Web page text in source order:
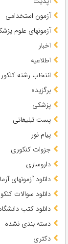
آزمون استخدامی
آزمونهای علوم
اخبار
اطلاعیه
انتخاب رشته کنکور
برگزیده
پزشکی
پست تبلیغاتی
پیام نور
جزوات کنکوری
داروسازی
دانلود آزمونهای
دانلود سوالات
دانلود کتب
دسته بندی نشده
دکتری